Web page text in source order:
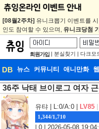
[08월2주차] 유니크뽑기 이벤트를
인도 참여할 수 있으며, 유니크당첨
회원가입 | 분실찾기 | 다크모
DB 뉴스 커뮤니티 애니만화
DB 뉴스
웹툰 이미지
36주 낙태 브이로그 여자
유탸 | L:0/A:0 | LV85
1,344/1,710
| 0 | 2026-05-08